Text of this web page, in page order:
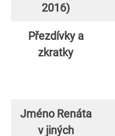
2016)
Přezdívky a
zkratky
Jméno Renáta
v jiných